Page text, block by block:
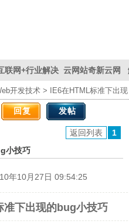
联网+行业解决
方案
云网站奇新云网
站
开发技术 > IE6在HTML标准下出现
回复 发帖
返回列表
1
小技巧
年10月27日 09:54:25
准下出现的bug小技巧